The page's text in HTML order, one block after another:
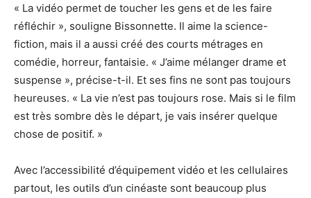
« La vidéo permet de toucher les gens et de les faire
réfléchir », souligne Bissonnette. Il aime la science-
fiction, mais il a aussi créé des courts métrages en
comédie, horreur, fantaisie. « J’aime mélanger drame et
suspense », précise-t-il. Et ses fins ne sont pas toujours
heureuses. « La vie n’est pas toujours rose. Mais si le film
est très sombre dès le départ, je vais insérer quelque
chose de positif. »
Avec l’accessibilité d’équipement vidéo et les cellulaires
partout, les outils d’un cinéaste sont beaucoup plus